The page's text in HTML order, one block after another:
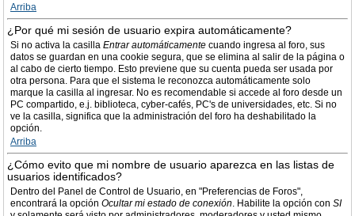
Arriba
¿Por qué mi sesión de usuario expira automáticamente?
Si no activa la casilla Entrar automáticamente cuando ingresa al foro, sus
datos se guardan en una cookie segura, que se elimina al salir de la página o
al cabo de cierto tiempo. Esto previene que su cuenta pueda ser usada por
otra persona. Para que el sistema le reconozca automáticamente solo
marque la casilla al ingresar. No es recomendable si accede al foro desde un
PC compartido, e.j. biblioteca, cyber-cafés, PC's de universidades, etc. Si no
ve la casilla, significa que la administración del foro ha deshabilitado la
opción.
Arriba
¿Cómo evito que mi nombre de usuario aparezca en las listas de
usuarios identificados?
Dentro del Panel de Control de Usuario, en "Preferencias de Foros",
encontrará la opción Ocultar mi estado de conexión. Habilite la opción con SI